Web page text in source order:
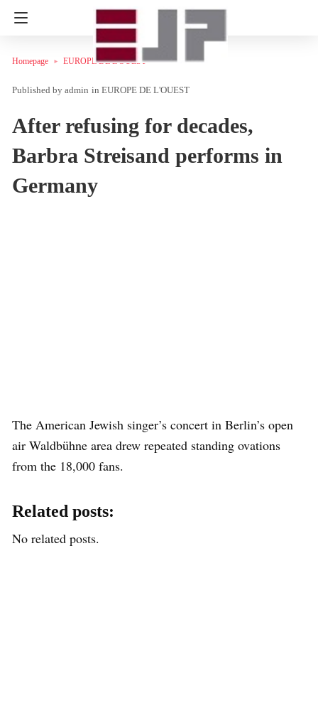
Homepage EUROPE DE L'OUEST
admin in EUROPE DE L'OUEST
After refusing for decades,
Barbra Streisand performs in
Germany
The American Jewish singer’s concert in Berlin’s open
air Waldbühne area drew repeated standing ovations
from the 18,000 fans.
Related posts:
No related posts.